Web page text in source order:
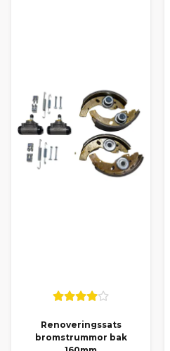
Renoveringssats
bromstrummor bak